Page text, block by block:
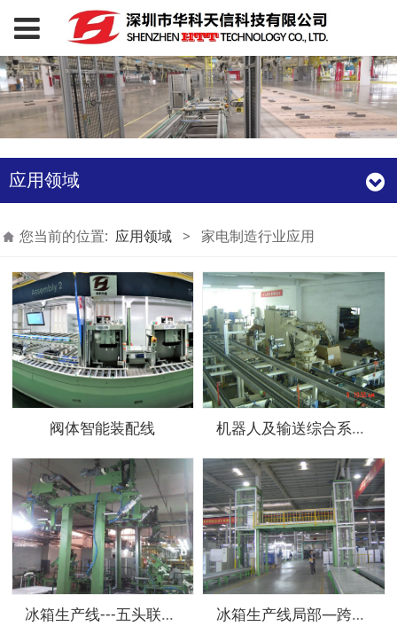
应用领域
您当前的位置: 应用领域 > 家电制造行业应用
阀体智能装配线 机器人及输送综合系统厂内调试
冰箱生产线---五头联动直角坐标机器人 （自动装压机） 冰箱生产线局部—跨物流通道提升机